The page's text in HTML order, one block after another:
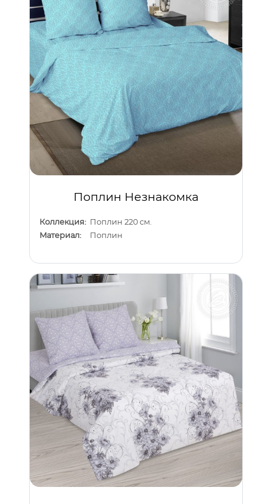
Поплин Незнакомка
Коллекция: Поплин 220 см.
Материал:
Поплин